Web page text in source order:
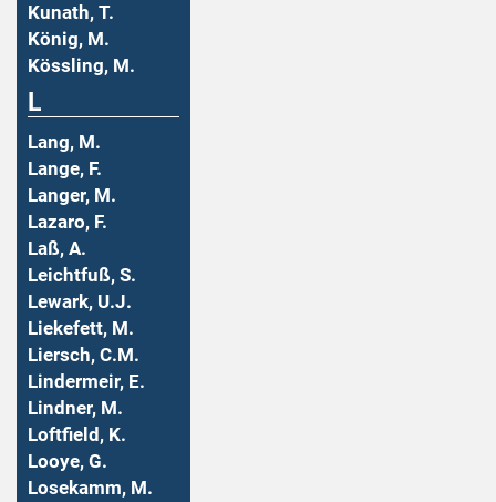
Kunath, T.
König, M.
Kössling, M.
L
Lang, M.
Lange, F.
Langer, M.
Lazaro, F.
Laß, A.
Leichtfuß, S.
Lewark, U.J.
Liekefett, M.
Liersch, C.M.
Lindermeir, E.
Lindner, M.
Loftfield, K.
Looye, G.
Losekamm, M.